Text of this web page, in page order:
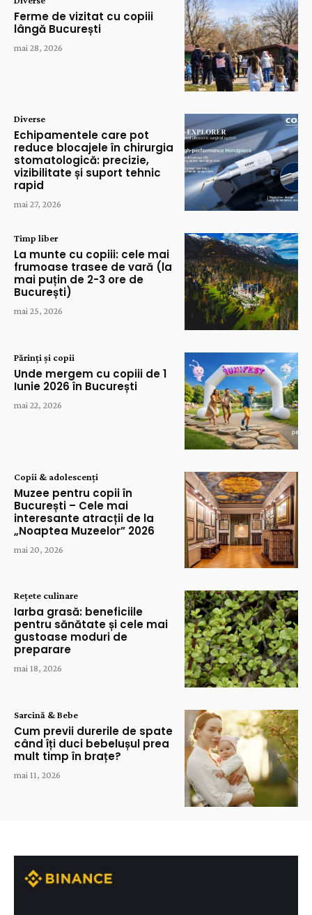
Ferme de vizitat cu copiii
lângă București
mai 28, 2026
Diverse
Echipamentele care pot
reduce blocajele în chirurgia
stomatologică: precizie,
vizibilitate și suport tehnic
rapid
mai 27, 2026
Timp liber
La munte cu copiii: cele mai
frumoase trasee de vară (la
mai puțin de 2-3 ore de
București)
mai 25, 2026
Părinți și copii
Unde mergem cu copiii de 1
Iunie 2026 în București
mai 22, 2026
Copii & adolescenți
Muzee pentru copii în
București – Cele mai
interesante atracții de la
„Noaptea Muzeelor” 2026
mai 20, 2026
Rețete culinare
Iarba grasă: beneficiile
pentru sănătate și cele mai
gustoase moduri de
preparare
mai 18, 2026
Sarcină & Bebe
Cum previi durerile de spate
când îți duci bebelușul prea
mult timp în brațe?
mai 11, 2026